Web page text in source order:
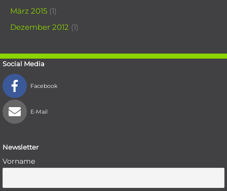
März 2015 (1)
Dezember 2012 (1)
Social Media
Facebook
E-Mail
Newsletter
Vorname